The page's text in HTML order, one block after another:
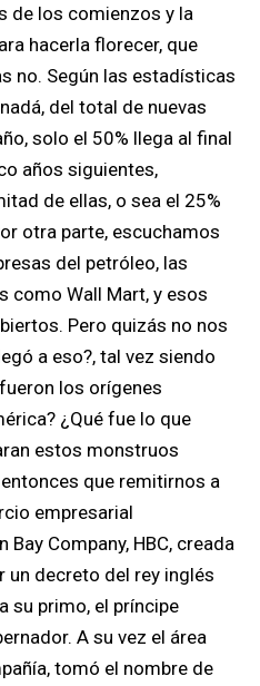
de los comienzos y la
hacerla florecer, que
no. Según las estadísticas
del total de nuevas
solo el 50% llega al final
años siguientes,
de ellas, o sea el 25%
otra parte, escuchamos
del petróleo, las
como Wall Mart, y esos
Pero quizás no nos
a eso?, tal vez siendo
los orígenes
¿Qué fue lo que
estos monstruos
que remitirnos a
empresarial
Company, HBC, creada
un decreto del rey inglés
su primo, el príncipe
A su vez el área
tomó el nombre de